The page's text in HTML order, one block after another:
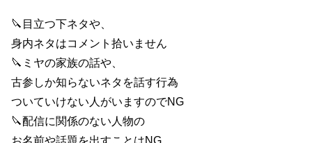
🔪目立つ下ネタや、
身内ネタはコメント拾いません
🔪ミヤの家族の話や、
古参しか知らないネタを話す行為
ついていけない人がいますのでNG
🔪配信に関係のない人物の
お名前や話題を出すことはNG